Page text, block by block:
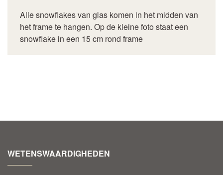
Alle snowflakes van glas komen in het midden van
het frame te hangen. Op de kleine foto staat een
snowflake in een 15 cm rond frame
WETENSWAARDIGHEDEN